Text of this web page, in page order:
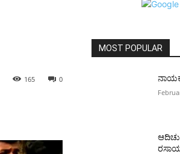
0
165
MOST POPULAR